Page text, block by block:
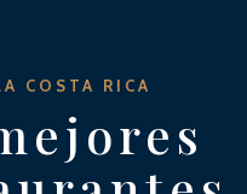
COSTA RICA